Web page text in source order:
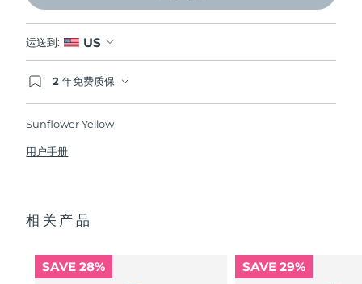
运送到: US
2 年免费质保
Sunflower Yellow
用户手册
相关产品
SAVE 28% SAVE 29%